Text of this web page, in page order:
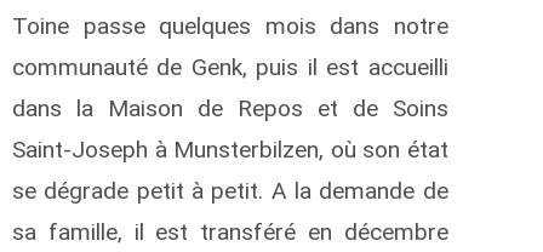
Toine passe quelques mois dans notre
communauté de Genk, puis il est accueilli
dans la Maison de Repos et de Soins
Saint-Joseph à Munsterbilzen, où son état
se dégrade petit à petit. A la demande de
sa famille, il est transféré en décembre